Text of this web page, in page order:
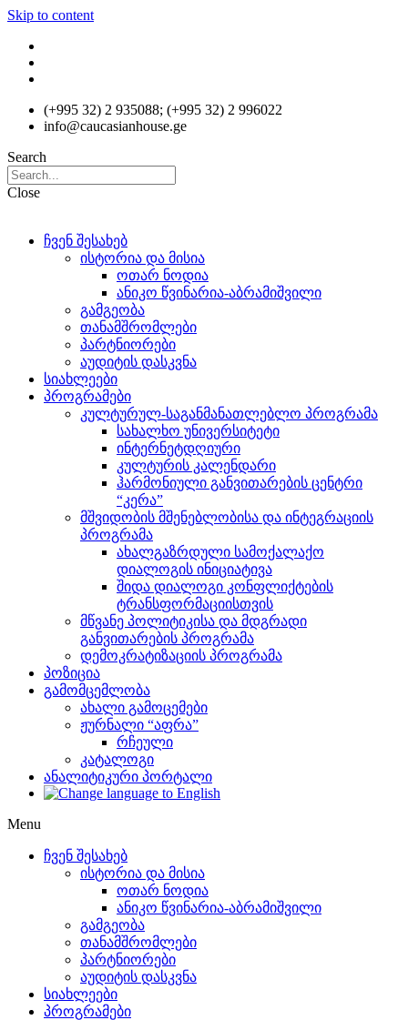
Skip to content
(+995 32) 2 935088; (+995 32) 2 996022
info@caucasianhouse.ge
Search
Close
ჩვენ შესახებ
ისტორია და მისია
ოთარ ნოდია
ანიკო წვინარია-აბრამიშვილი
გამგეობა
თანამშრომლები
პარტნიორები
აუდიტის დასკვნა
სიახლეები
პროგრამები
კულტურულ-საგანმანათლებლო პროგრამა
სახალხო უნივერსიტეტი
ინტერნეტდღიური
კულტურის კალენდარი
ჰარმონიული განვითარების ცენტრი
“კერა”
მშვიდობის მშენებლობისა და ინტეგრაციის
პროგრამა
ახალგაზრდული სამოქალაქო
დიალოგის ინიციატივა
შიდა დიალოგი კონფლიქტების
ტრანსფორმაციისთვის
მწვანე პოლიტიკისა და მდგრადი
განვითარების პროგრამა
დემოკრატიზაციის პროგრამა
პოზიცია
გამომცემლობა
ახალი გამოცემები
ჟურნალი “აფრა”
რჩეული
კატალოგი
ანალიტიკური პორტალი
Menu
ჩვენ შესახებ
ისტორია და მისია
ოთარ ნოდია
ანიკო წვინარია-აბრამიშვილი
გამგეობა
თანამშრომლები
პარტნიორები
აუდიტის დასკვნა
სიახლეები
პროგრამები